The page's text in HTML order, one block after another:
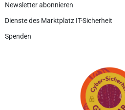
Newsletter abonnieren
Dienste des Marktplatz IT-Sicherheit
Spenden